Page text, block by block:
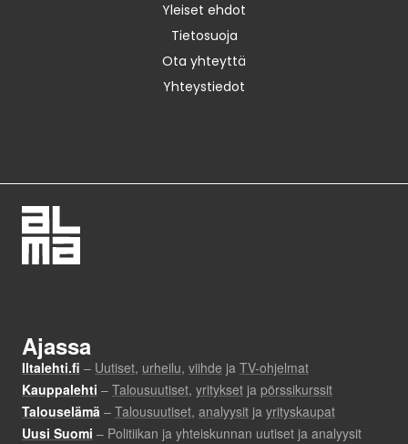
Yleiset ehdot
Tietosuoja
Ota yhteyttä
Yhteystiedot